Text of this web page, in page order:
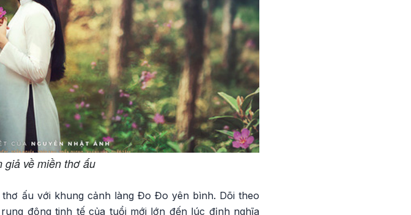
giả về miền thơ ấu
ấu với khung cảnh làng Đo Đo yên bình. Dõi theo
động tinh tế của tuổi mới lớn đến lúc định nghĩa